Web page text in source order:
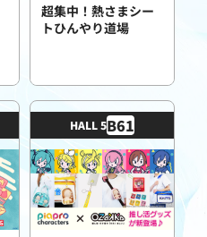
超集中！熱さまシー
トひんやり道場
HALL 5B61